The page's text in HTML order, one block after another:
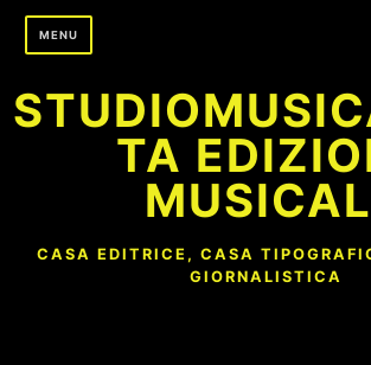
Skip
MENU
TA
CASA EDITRICE, CASA
GIORNALISTICA